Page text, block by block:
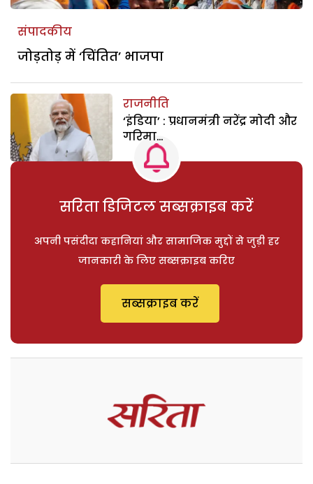
संपादकीय
जोड़तोड़ में ‘चिंतित’ भाजपा
राजनीति
‘इंडिया’ : प्रधानमंत्री नरेंद्र मोदी और
गरिमा…
सरिता डिजिटल सब्सक्राइब करें
अपनी पसंदीदा कहानियां और सामाजिक मुद्दों से जुड़ी हर
जानकारी के लिए सब्सक्राइब करिए
सब्सक्राइब करें